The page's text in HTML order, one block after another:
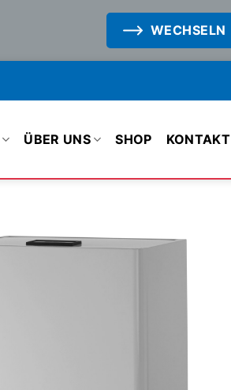
WECHSELN
ÜBER UNS SHOP KONTAKT